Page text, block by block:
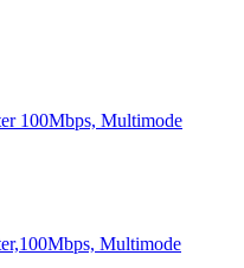
100Mbps, Multimode
Multimode